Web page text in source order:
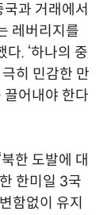
과 거래에서
레버리지를
다. ‘하나의 중
히 민감한 만
끌어내야 한다
한 도발에 대
한미일 3국
함없이 유지